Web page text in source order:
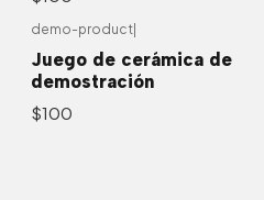
demo-product|
Juego de cerámica de
demostración
$100